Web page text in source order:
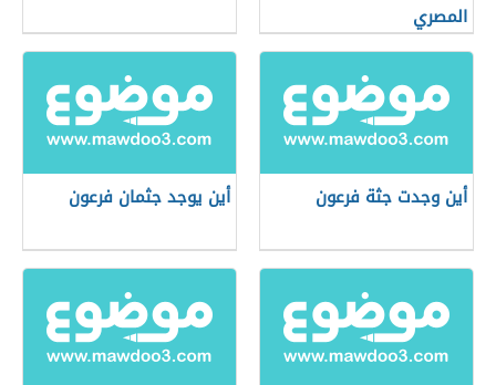
المصري
أين وجدت جثة فرعون أين يوجد جثمان فرعون